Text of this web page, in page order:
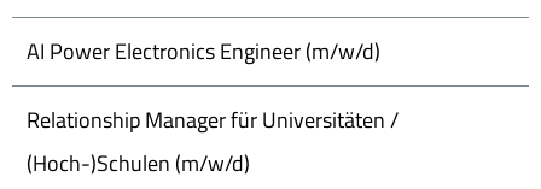
AI Power Electronics Engineer (m/w/d)
Relationship Manager für Universitäten /
(Hoch-)Schulen (m/w/d)